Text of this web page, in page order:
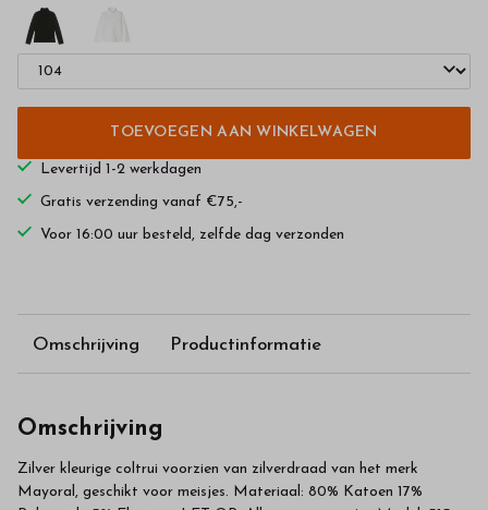
TOEVOEGEN AAN WINKELWAGEN
Levertijd 1-2 werkdagen
Gratis verzending vanaf €75,-
Voor 16:00 uur besteld, zelfde dag verzonden
Omschrijving Productinformatie
Omschrijving
Zilver kleurige coltrui voorzien van zilverdraad van het merk
Mayoral, geschikt voor meisjes. Materiaal: 80% Katoen 17%